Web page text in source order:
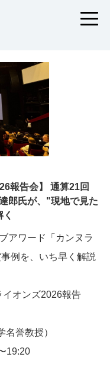
報告会】 通算21回
郎氏が、"現地で見た
アワード「カンヌラ
例を、いち早く解説
イオンズ2026報告
誉教授）
19:20